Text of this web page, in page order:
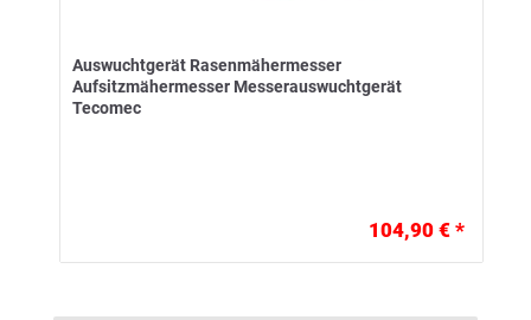
Auswuchtgerät Rasenmähermesser
Aufsitzmähermesser Messerauswuchtgerät
Tecomec
104,90 € *